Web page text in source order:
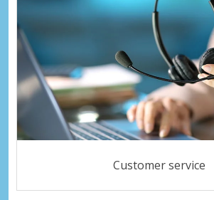
Customer service